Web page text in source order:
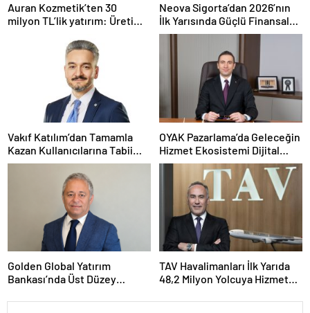
Auran Kozmetik’ten 30
milyon TL’lik yatırım: Üretim
Neova Sigorta’dan 2026’nın
İlk Yarısında Güçlü Finansal
Performans
Vakıf Katılım’dan Tamamla
Kazan Kullanıcılarına Tabii
Premium Fırsatı
OYAK Pazarlama’da Geleceğin
Hizmet Ekosistemi Dijital
Dönüşümle Şekilleniyor
Golden Global Yatırım
Bankası’nda Üst Düzey
Yönetim Kurulu Üyesi Oldu
TAV Havalimanları İlk Yarıda
48,2 Milyon Yolcuya Hizmet